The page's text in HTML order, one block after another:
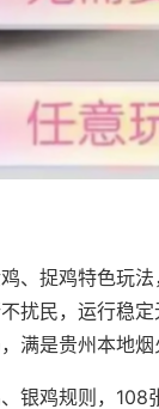
、捉鸡特色玩
扰民，运行稳
满是贵州本地烟
银鸡规则，108